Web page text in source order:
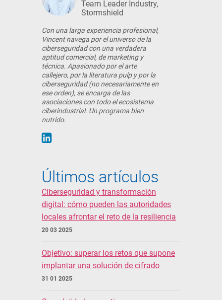
Team Leader Industry,
Stormshield
Con una larga experiencia profesional,
Vincent navega por el universo de la
ciberseguridad con una verdadera
aptitud comercial, de marketing y
técnica. Apasionado por el arte
callejero, por la literatura pulp y por la
ciberseguridad (no necesariamente en
ese orden), se encarga de las
asociaciones con todo el ecosistema
ciberindustrial. Un programa bien
nutrido.
Últimos artículos
Ciberseguridad y transformación
digital: cómo pueden las autoridades
locales afrontar el reto de la resiliencia
20 03 2025
Objetivo: superar los retos que supone
implantar una solución de cifrado
31 01 2025